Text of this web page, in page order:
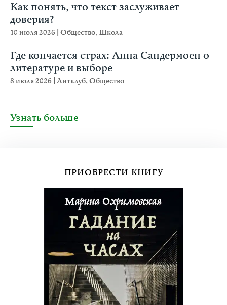
Как понять, что текст заслуживает
доверия?
10 июля 2026 Общество, Школа
Где кончается страх: Анна Сандермоен о
литературе и выборе
8 июля 2026 Литклуб,Общество
Узнать больше
ПРИОБРЕСТИ КНИГУ